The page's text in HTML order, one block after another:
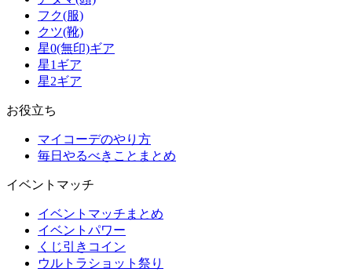
フク(服)
クツ(靴)
星0(無印)ギア
星1ギア
星2ギア
お役立ち
マイコーデのやり方
毎日やるべきことまとめ
イベントマッチ
イベントマッチまとめ
イベントパワー
くじ引きコイン
ウルトラショット祭り